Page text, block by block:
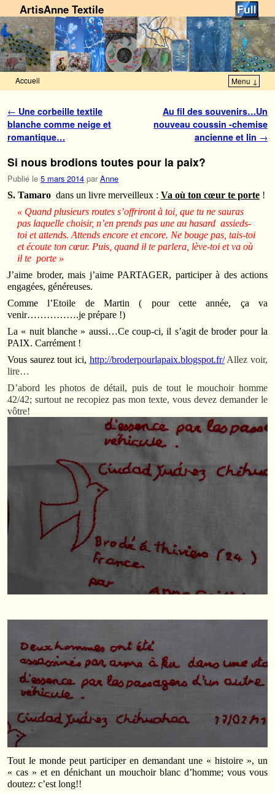
ArtisAnne Textile
Accueil Menu ↓
Navigation des articles
← Une corbeille textile
blanche comme neige et
romantique…
Au fil des souvenirs…Un
nouveau coussin -chemise
ancienne et lin →
Si nous brodions toutes pour la paix?
Publié le 5 mars 2014 par Anne
S. Tamaro dans un livre merveilleux : Va où ton cœur te porte !
« Quand plusieurs routes s’offriront à toi, que tu ne sauras
pas laquelle choisir, n’en prends pas une au hasard assieds-
toi et attends. Attends encore et encore. Ne bouge pas, tais-toi
et écoute ton cœur. Puis, quand il te parlera, lève-toi et va où
il te porte »
J’aime broder, mais j’aime PARTAGER, participer à des actions
engagées, généreuses.
Comme l’Etoile de Martin ( pour cette année, ça va
venir…………….je prépare !)
La « nuit blanche » aussi…Ce coup-ci, il s’agit de broder pour la
PAIX. Carrément !
Vous saurez tout ici, http://broderpourlapaix.blogspot.fr/Allez voir,
lire…
D’abord les photos de détail, puis de tout le mouchoir homme
42/42; surtout ne recopiez pas mon texte, vous devez demander le
vôtre!
Tout le monde peut participer en demandant une « histoire », un
« cas » et en dénichant un mouchoir blanc d’homme; vous vous
doutez: c’est long!!